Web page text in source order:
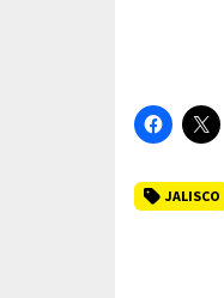
JALISCO